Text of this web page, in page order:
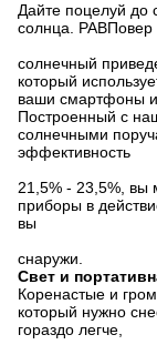
Дайте поцелуй до
солнца.
солнечный
который
ваши смартфоны
Построенный с
солнечными
эффективность
21,5% - 23,5%, вы
приборы в
вы
снаружи.
Свет и
Коренастые и
который нужно
гораздо легче,